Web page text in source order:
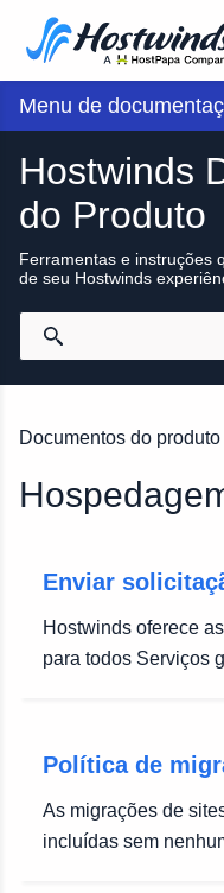
Menu de
Hostwinds
do Produto
Ferramentas e instruções
de seu Hostwinds
Documentos do produto
Enviar
migração
Hostwinds oferece
para todos Serviços
gerenciado (Linux e
dedicados .Nosso
simples,...
Política de
As migrações de
incluídas sem